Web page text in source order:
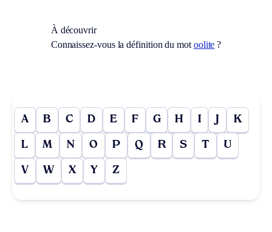
À découvrir
Connaissez-vous la définition du mot oolite ?
A B C D E F G H I J K
L M N O P Q R S T U
V W X Y Z